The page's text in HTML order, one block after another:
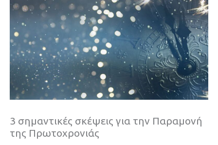
3 σημαντικές σκέψεις για την Παραμονή
της Πρωτοχρονιάς